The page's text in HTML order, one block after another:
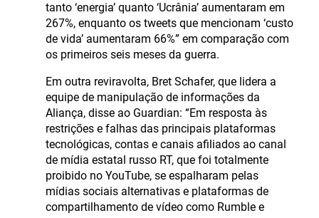
tanto ‘energia’ quanto ‘Ucrânia’ aumentaram em
267%, enquanto os tweets que mencionam ‘custo
de vida’ aumentaram 66%” em comparação com
os primeiros seis meses da guerra.
Em outra reviravolta, Bret Schafer, que lidera a
equipe de manipulação de informações da
Aliança, disse ao Guardian: “Em resposta às
restrições e falhas das principais plataformas
tecnológicas, contas e canais afiliados ao canal
de mídia estatal russo RT, que foi totalmente
proibido no YouTube, se espalharam pelas
mídias sociais alternativas e plataformas de
compartilhamento de vídeo como Rumble e